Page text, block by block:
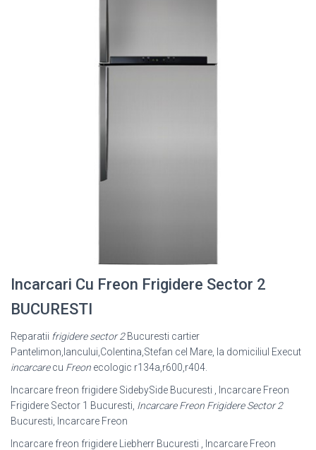
Incarcari Cu Freon Frigidere Sector 2
BUCURESTI
Reparatii frigidere sector 2Bucuresti cartier
Pantelimon,Iancului,Colentina,Stefan cel Mare, la domiciliul Execut
incarcarecu Freon ecologic r134a,r600,r404.
Incarcare freon frigidere SidebySide Bucuresti , Incarcare Freon
Frigidere Sector 1 Bucuresti, Incarcare Freon Frigidere Sector 2
Bucuresti, Incarcare Freon
Incarcare freon frigidere Liebherr Bucuresti , Incarcare Freon